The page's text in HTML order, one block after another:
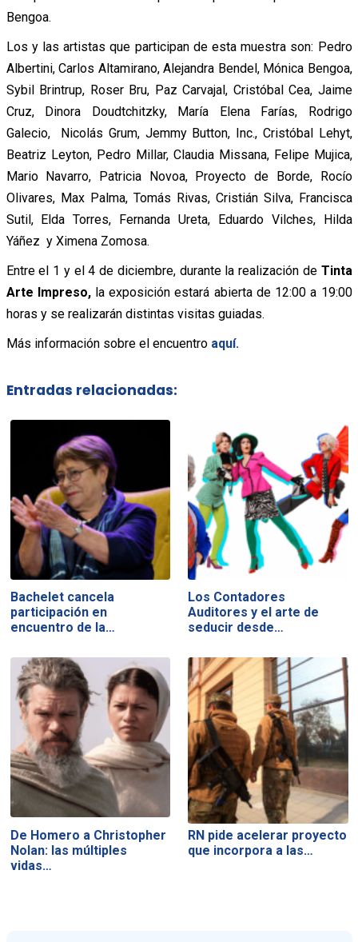
Bengoa.
Los y las artistas que participan de esta muestra son: Pedro
Albertini, Carlos Altamirano, Alejandra Bendel, Mónica Bengoa,
Sybil Brintrup, Roser Bru, Paz Carvajal, Cristóbal Cea, Jaime
Cruz, Dinora Doudtchitzky, María Elena Farías, Rodrigo
Galecio, Nicolás Grum, Jemmy Button, Inc., Cristóbal Lehyt,
Beatriz Leyton, Pedro Millar, Claudia Missana, Felipe Mujica,
Mario Navarro, Patricia Novoa, Proyecto de Borde, Rocío
Olivares, Max Palma, Tomás Rivas, Cristián Silva, Francisca
Sutil, Elda Torres, Fernanda Ureta, Eduardo Vilches, Hilda
Yáñez y Ximena Zomosa.
Entre el 1 y el 4 de diciembre, durante la realización de Tinta
Arte Impreso,la exposición estará abierta de 12:00 a 19:00
horas y se realizarán distintas visitas guiadas.
Más información sobre el encuentro aquí.
Entradas relacionadas:
Bachelet cancela
participación en
encuentro de la…
Los Contadores
Auditores y el arte de
seducir desde…
De Homero a Christopher
Nolan: las múltiples
vidas…
RN pide acelerar proyecto
que incorpora a las…